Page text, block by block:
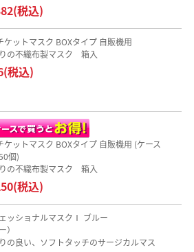
税込)
ケットマスク BOXタイプ 自販機用
の不織布製マスク 箱入
税込)
ケットマスク BOXタイプ 自販機用 (ケース
個)
の不織布製マスク 箱入
税込)
ッショナルマスクⅠ ブルー
）
の良い、ソフトタッチのサージカルマス